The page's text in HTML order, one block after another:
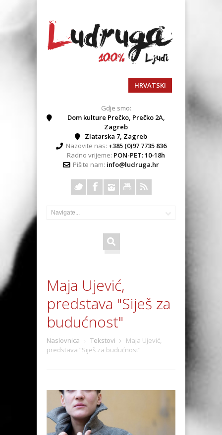
HRVATSKI
Gdje smo:
Dom kulture Prečko, Prečko 2A,
Zagreb
Zlatarska 7, Zagreb
Nazovite nas: +385 (0)97 7735 836
Radno vrijeme: PON-PET: 10-18h
Pišite nam: info@ludruga.hr
Maja Ujević,
predstava "Siješ za
budućnost"
Naslovnica Tekstovi
Maja Ujević,
predstava “Siješ za budućnost”